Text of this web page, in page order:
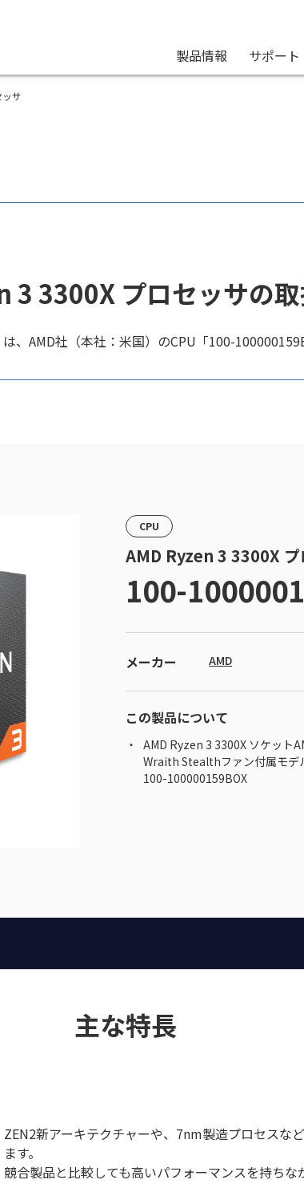
製品情報 サポート
サ
3 3300X プロセッサの
、AMD社（本社：米国）のCPU「100-
CPU
AMD Ryzen 3 3300X プ
100-
メーカー AMD
この製品について
AMD Ryzen 3 3300X ソケット
Wraith Stealthファン付属モデ
100-100000159BOX
主な特長
ZEN2新アーキテクチャーや、7nm製造プロセスな
ます。
競合製品と比較しても高いパフォーマンスを持ちな